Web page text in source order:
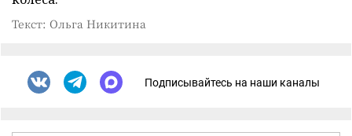
Текст: Ольга Никитина
Подписывайтесь на наши каналы